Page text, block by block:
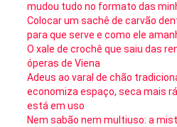
mudou tudo no formato das
Colocar um sachê de carvão
para que serve e como ele
O xale de crochê que saiu das
óperas de Viena
Adeus ao varal de chão
economiza espaço, seca mais
está em uso
Nem sabão nem multiuso: a